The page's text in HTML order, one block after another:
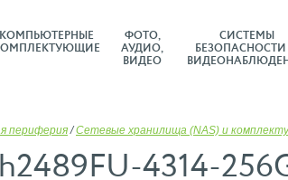
КОМПЬЮТЕРНЫЕ
ФОТО,
АУДИО,
ВИДЕО
СИСТЕМЫ
БЕЗОПАСНОСТИ
периферия /Сетевые хранилища (NAS) и
4314-